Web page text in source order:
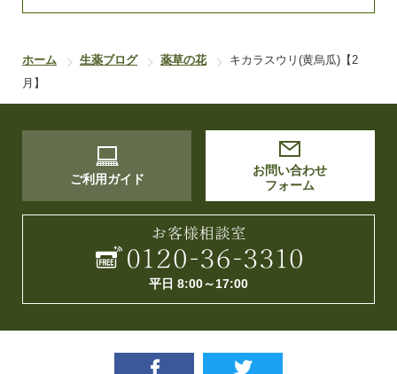
ホーム 生薬ブログ 薬草の花
キカラスウリ(黄烏瓜)【2
月】
ご利用ガイド
お問い合わせ
フォーム
平日 8:00～17:00
Facebook